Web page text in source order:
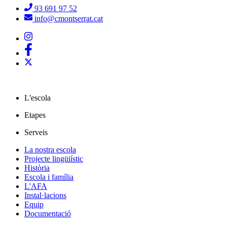
93 691 97 52
info@cmontserrat.cat
L'escola
Etapes
Serveis
La nostra escola
Projecte lingüiístic
Història
Escola i família
L'AFA
Instal·lacions
Equip
Documentació